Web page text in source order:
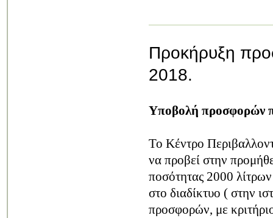
Προκήρυξη
2018.
Υποβολή προσφορών
Το Κέντρο
να προβεί στην
ποσότητας 2000
στο διαδίκτυο ( στην
προσφορών, με